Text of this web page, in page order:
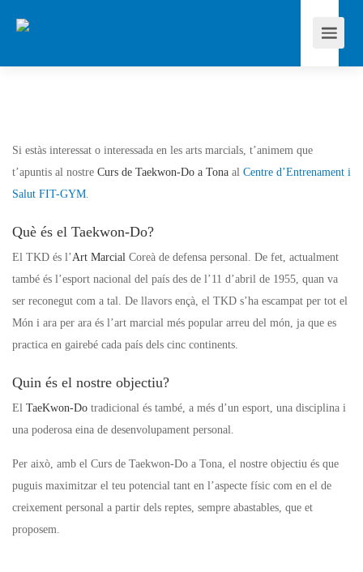
Si estàs interessat o interessada en les arts marcials, t’animem que
t’apuntis al nostre Curs de Taekwon-Do a Tona al Centre d’Entrenament i
Salut FIT-GYM.
Què és el Taekwon-Do?
El TKD és l’Art Marcial Coreà de defensa personal. De fet, actualment
també és l’esport nacional del país des de l’11 d’abril de 1955, quan va
ser reconegut com a tal. De llavors ençà, el TKD s’ha escampat per tot el
Món i ara per ara és l’art marcial més popular arreu del món, ja que es
practica en gairebé cada país dels cinc continents.
Quin és el nostre objectiu?
El TaeKwon-Do tradicional és també, a més d’un esport, una disciplina i
una poderosa eina de desenvolupament personal.
Per això, amb el Curs de Taekwon-Do a Tona, el nostre objectiu és que
puguis maximitzar el teu potencial tant en l’aspecte físic com en el de
creixement personal a partir dels reptes, sempre abastables, que et
proposem.